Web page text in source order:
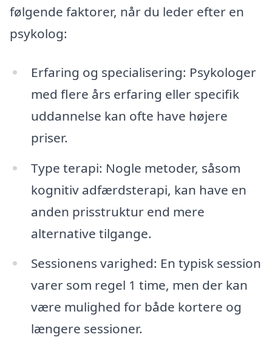
følgende faktorer, når du leder efter en
psykolog:
Erfaring og specialisering: Psykologer
med flere års erfaring eller specifik
uddannelse kan ofte have højere
priser.
Type terapi: Nogle metoder, såsom
kognitiv adfærdsterapi, kan have en
anden prisstruktur end mere
alternative tilgange.
Sessionens varighed: En typisk session
varer som regel 1 time, men der kan
være mulighed for både kortere og
længere sessioner.